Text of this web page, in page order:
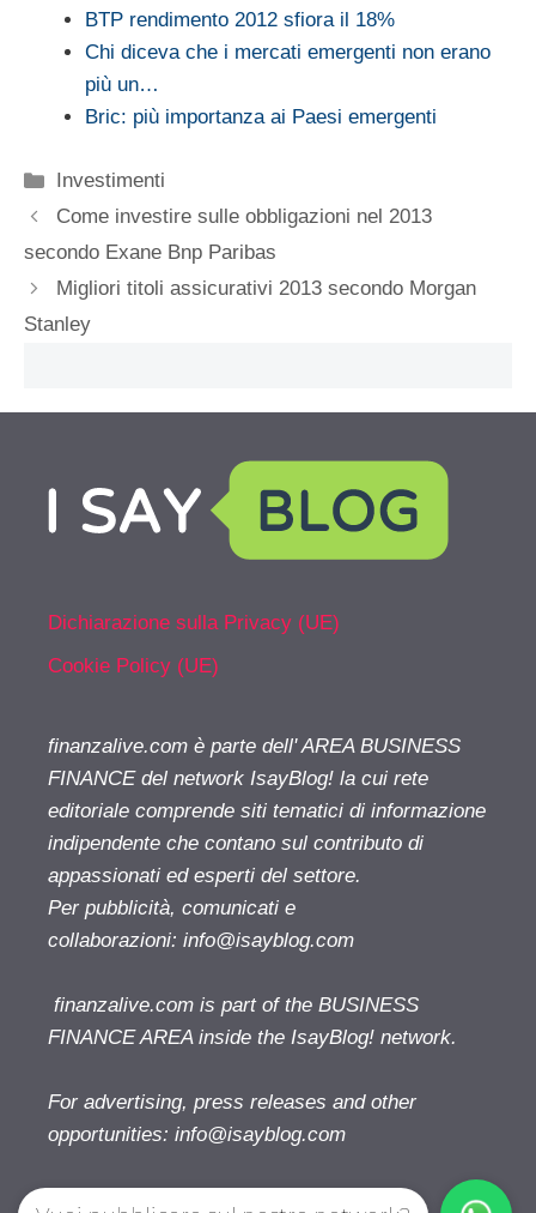
BTP rendimento 2012 sfiora il 18%
Chi diceva che i mercati emergenti non erano
più un…
Bric: più importanza ai Paesi emergenti
Categorie
Investimenti
Come investire sulle obbligazioni nel 2013
secondo Exane Bnp Paribas
Migliori titoli assicurativi 2013 secondo Morgan
Stanley
Dichiarazione sulla Privacy (UE)
Cookie Policy (UE)
finanzalive.com è parte dell' AREA BUSINESS
FINANCE del network IsayBlog! la cui rete
editoriale comprende siti tematici di informazione
indipendente che contano sul contributo di
appassionati ed esperti del settore.
Per pubblicità, comunicati e
collaborazioni: info@isayblog.com
finanzalive.com is part of the BUSINESS
FINANCE AREA inside the IsayBlog! network.
For advertising, press releases and other
opportunities: info@isayblog.com